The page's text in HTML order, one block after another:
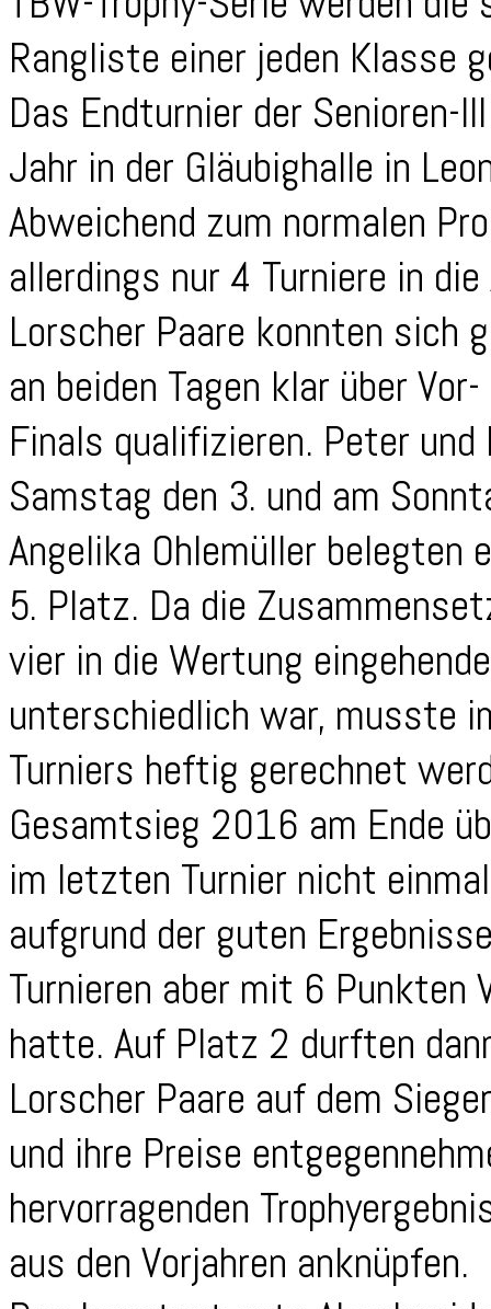
Rangliste einer jeden Klasse
Das Endturnier der Senioren-
Jahr in der Gläubighalle in
Abweichend zum normalen
allerdings nur 4 Turniere in
Lorscher Paare konnten sich
an beiden Tagen klar über
Finals qualifizieren. Peter
Samstag den 3. und am
Angelika Ohlemüller belegten
5. Platz. Da die
vier in die Wertung
unterschiedlich war, musste
Turniers heftig gerechnet
Gesamtsieg 2016 am Ende
im letzten Turnier nicht
aufgrund der guten
Turnieren aber mit 6 Punkten
hatte. Auf Platz 2 durften
Lorscher Paare auf dem
und ihre Preise
hervorragenden
aus den Vorjahren anknüpfen.